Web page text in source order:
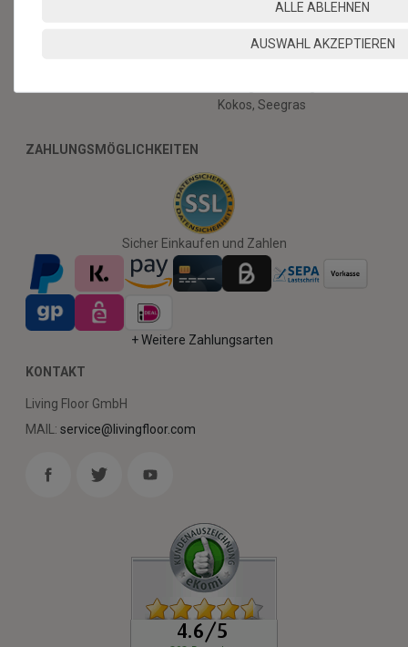
Kunstrasen
Kokos, Seegras
ZAHLUNGSMÖGLICHKEITEN
Sicher Einkaufen und Zahlen
+ Weitere Zahlungsarten
KONTAKT
Living Floor GmbH
MAIL: service@livingfloor.com
ALLE ABLEHNEN
AUSWAHL AKZEPTIEREN